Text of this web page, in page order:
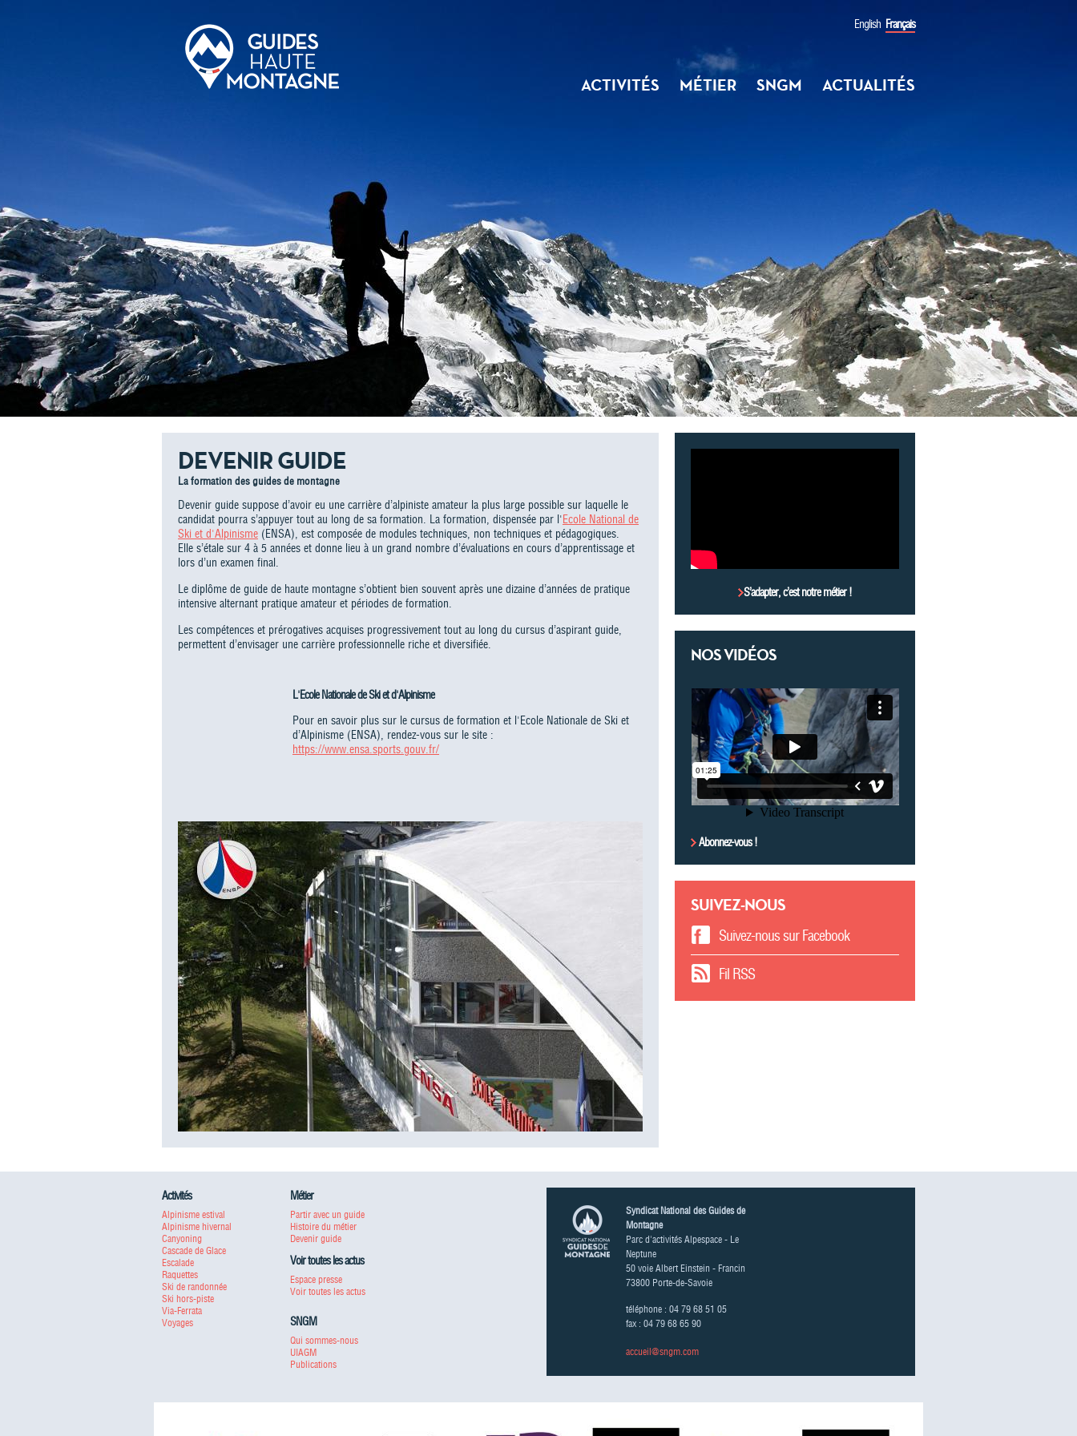
English Français
ACTIVITÉS MÉTIER SNGM ACTUALITÉS
DEVENIR GUIDE
La formation des guides de montagne
Devenir guide suppose d’avoir eu une carrière d’alpiniste amateur la plus large possible sur laquelle le
candidat pourra s’appuyer tout au long de sa formation. La formation, dispensée par l'Ecole National de
Ski et d'Alpinisme (ENSA), est composée de modules techniques, non techniques et pédagogiques.
Elle s’étale sur 4 à 5 années et donne lieu à un grand nombre d’évaluations en cours d’apprentissage et
lors d’un examen final.
Le diplôme de guide de haute montagne s’obtient bien souvent après une dizaine d’années de pratique
intensive alternant pratique amateur et périodes de formation.
Les compétences et prérogatives acquises progressivement tout au long du cursus d’aspirant guide,
permettent d’envisager une carrière professionnelle riche et diversifiée.
L'Ecole Nationale de Ski et d'Alpinisme
Pour en savoir plus sur le cursus de formation et l'Ecole Nationale de Ski et
d’Alpinisme (ENSA), rendez-vous sur le site :
https://www.ensa.sports.gouv.fr/
S’adapter, c’est notre métier !
NOS VIDÉOS
Abonnez-vous !
SUIVEZ-NOUS
Suivez-nous sur Facebook
Fil RSS
Activités
Alpinisme estival
Alpinisme hivernal
Canyoning
Cascade de Glace
Escalade
Raquettes
Ski de randonnée
Ski hors-piste
Via-Ferrata
Voyages
Métier
Partir avec un guide
Histoire du métier
Devenir guide
Voir toutes les actus
Espace presse
Voir toutes les actus
SNGM
Qui sommes-nous
UIAGM
Publications
Syndicat National des Guides de
Montagne
Parc d'activités Alpespace - Le
Neptune
50 voie Albert Einstein - Francin
73800 Porte-de-Savoie
téléphone : 04 79 68 51 05
fax : 04 79 68 65 90
accueil@sngm.com